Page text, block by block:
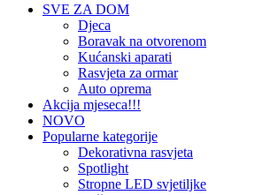
SVE ZA DOM
Djeca
Boravak na otvorenom
Kućanski aparati
Rasvjeta za ormar
Auto oprema
Akcija mjeseca!!!
NOVO
Popularne kategorije
Dekorativna rasvjeta
Spotlight
Stropne LED svjetiljke